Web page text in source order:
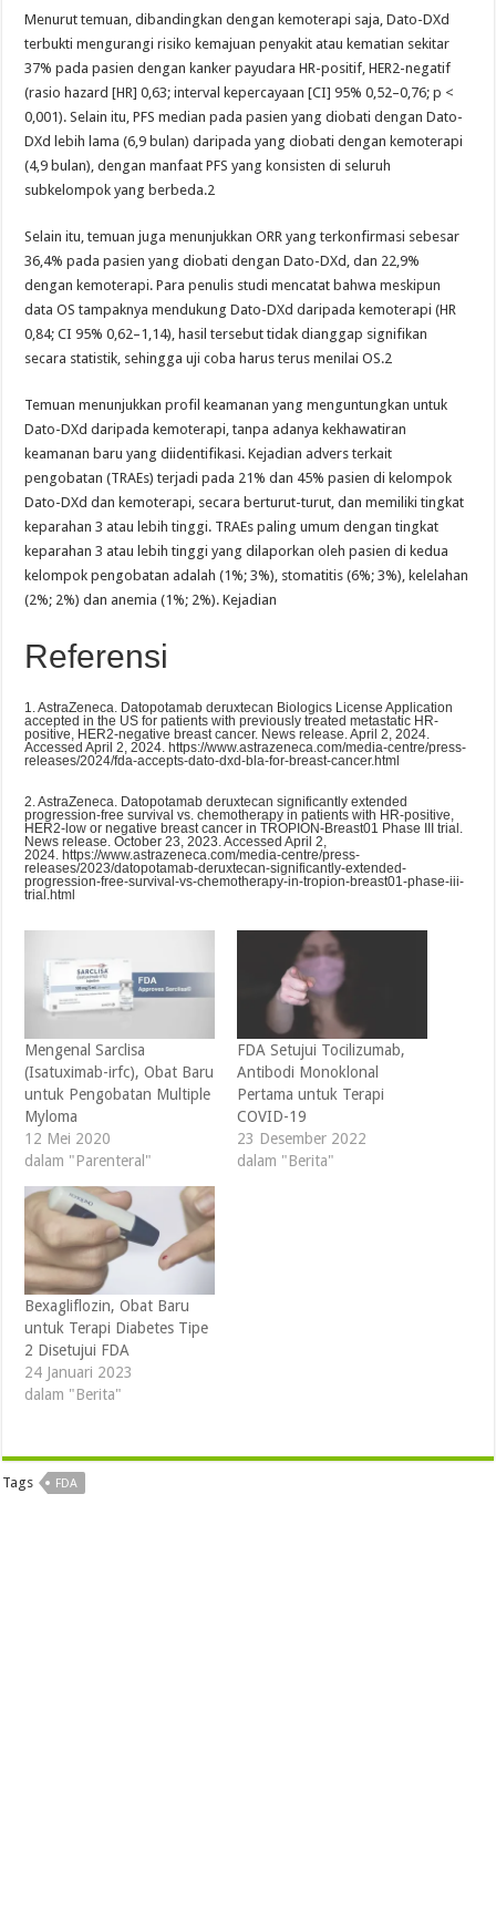
Menurut temuan, dibandingkan dengan kemoterapi saja, Dato-DXd
terbukti mengurangi risiko kemajuan penyakit atau kematian sekitar
37% pada pasien dengan kanker payudara HR-positif, HER2-negatif
(rasio hazard [HR] 0,63; interval kepercayaan [CI] 95% 0,52–0,76; p <
0,001). Selain itu, PFS median pada pasien yang diobati dengan Dato-
DXd lebih lama (6,9 bulan) daripada yang diobati dengan kemoterapi
(4,9 bulan), dengan manfaat PFS yang konsisten di seluruh
subkelompok yang berbeda.2
Selain itu, temuan juga menunjukkan ORR yang terkonfirmasi sebesar
36,4% pada pasien yang diobati dengan Dato-DXd, dan 22,9%
dengan kemoterapi. Para penulis studi mencatat bahwa meskipun
data OS tampaknya mendukung Dato-DXd daripada kemoterapi (HR
0,84; CI 95% 0,62–1,14), hasil tersebut tidak dianggap signifikan
secara statistik, sehingga uji coba harus terus menilai OS.2
Temuan menunjukkan profil keamanan yang menguntungkan untuk
Dato-DXd daripada kemoterapi, tanpa adanya kekhawatiran
keamanan baru yang diidentifikasi. Kejadian advers terkait
pengobatan (TRAEs) terjadi pada 21% dan 45% pasien di kelompok
Dato-DXd dan kemoterapi, secara berturut-turut, dan memiliki tingkat
keparahan 3 atau lebih tinggi. TRAEs paling umum dengan tingkat
keparahan 3 atau lebih tinggi yang dilaporkan oleh pasien di kedua
kelompok pengobatan adalah (1%; 3%), stomatitis (6%; 3%), kelelahan
(2%; 2%) dan anemia (1%; 2%). Kejadian
Referensi
1. AstraZeneca. Datopotamab deruxtecan Biologics License Application
accepted in the US for patients with previously treated metastatic HR-
positive, HER2-negative breast cancer. News release. April 2, 2024.
Accessed April 2, 2024. https://www.astrazeneca.com/media-centre/press-
releases/2024/fda-accepts-dato-dxd-bla-for-breast-cancer.html
2. AstraZeneca. Datopotamab deruxtecan significantly extended
progression-free survival vs. chemotherapy in patients with HR-positive,
HER2-low or negative breast cancer in TROPION-Breast01 Phase III trial.
News release. October 23, 2023. Accessed April 2,
2024. https://www.astrazeneca.com/media-centre/press-
releases/2023/datopotamab-deruxtecan-significantly-extended-
progression-free-survival-vs-chemotherapy-in-tropion-breast01-phase-iii-
trial.html
Mengenal Sarclisa
(Isatuximab-irfc), Obat Baru
untuk Pengobatan Multiple
Myloma
12 Mei 2020
dalam "Parenteral"
FDA Setujui Tocilizumab,
Antibodi Monoklonal
Pertama untuk Terapi
COVID-19
23 Desember 2022
dalam "Berita"
Bexagliflozin, Obat Baru
untuk Terapi Diabetes Tipe
2 Disetujui FDA
24 Januari 2023
dalam "Berita"
Tags FDA